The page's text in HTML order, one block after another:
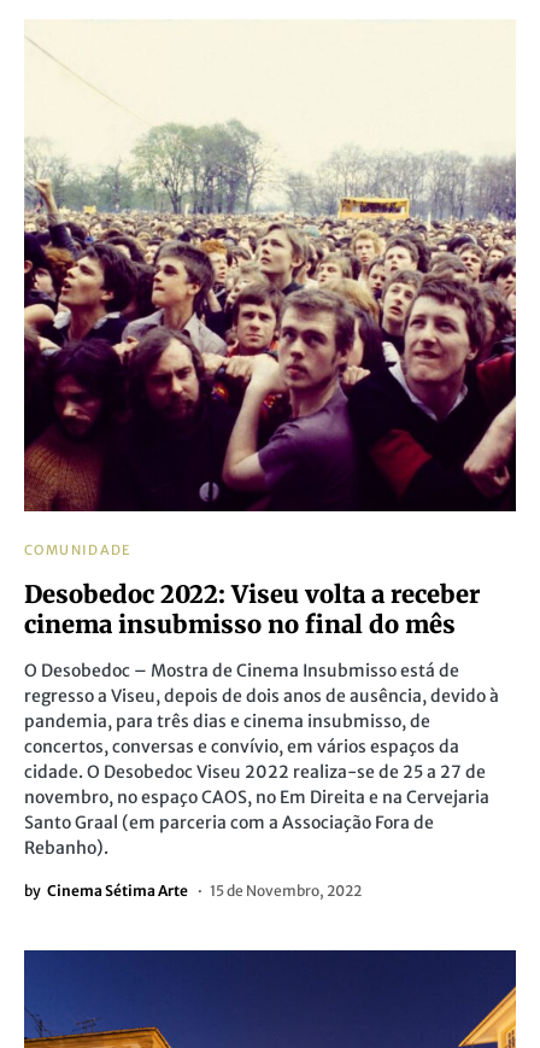
COMUNIDADE
Desobedoc 2022: Viseu volta a receber
cinema insubmisso no final do mês
O Desobedoc – Mostra de Cinema Insubmisso está de
regresso a Viseu, depois de dois anos de ausência, devido à
pandemia, para três dias e cinema insubmisso, de
concertos, conversas e convívio, em vários espaços da
cidade. O Desobedoc Viseu 2022 realiza-se de 25 a 27 de
novembro, no espaço CAOS, no Em Direita e na Cervejaria
Santo Graal (em parceria com a Associação Fora de
Rebanho).
by Cinema Sétima Arte 15 de Novembro, 2022